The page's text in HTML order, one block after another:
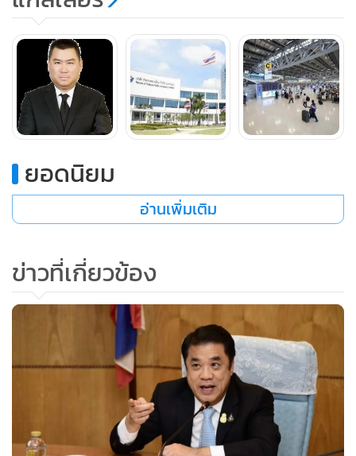
พร้อมทั้งรับทราบการลาออกจากการดำรงตำแหน่งกรรมการใน
คณะกรรมการ ทอท.ของ
นางพงษ์สวาท นีละโยธิน โดยมีผลตั้งแต่วันที่ 29 พฤศจิกายน
2566 เป็นต้นไป
@จ่ายปันผลหุ้นละ 0.36 บาท คิดเป็นเงินกว่า 5.14 พันล้านบาท
สำหรับระเบียบวาระการประชุมสามัญผู้ถือหุ้นประจำปี 2566 ใน
วันอังคารที่ 30 มกราคม 2567 ได้กำหนดวันกำหนดรายชื่อผู้ถือ
ยอดนิยม
อ่านเพิ่มเติม
ข่าวที่เกี่ยวข้อง